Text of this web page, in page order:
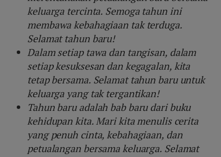
keluarga tercinta. Semoga tahun ini
membawa kebahagiaan tak terduga.
Selamat tahun baru!
Dalam setiap tawa dan tangisan, dalam
setiap kesuksesan dan kegagalan, kita
tetap bersama. Selamat tahun baru untuk
keluarga yang tak tergantikan!
Tahun baru adalah bab baru dari buku
kehidupan kita. Mari kita menulis cerita
yang penuh cinta, kebahagiaan, dan
petualangan bersama keluarga. Selamat